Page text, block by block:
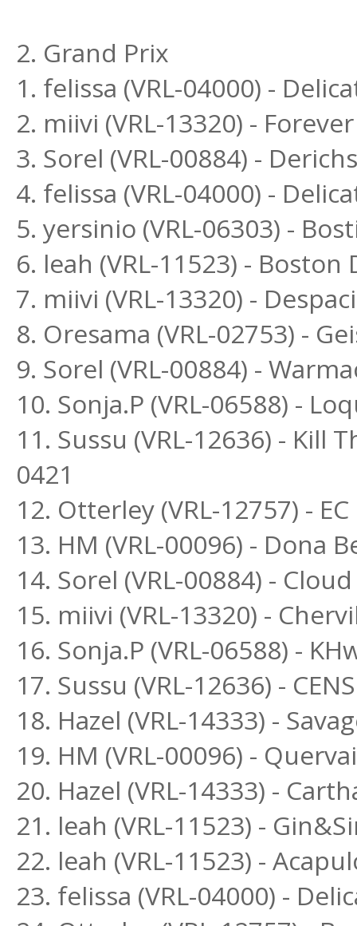
2. Grand Prix
1. felissa (VRL-04000) -
2. miivi (VRL-13320) -
3. Sorel (VRL-00884) -
4. felissa (VRL-04000) -
5. yersinio (VRL-06303) -
6. leah (VRL-11523) -
7. miivi (VRL-13320) -
8. Oresama (VRL-02753) -
9. Sorel (VRL-00884) -
10. Sonja.P (VRL-06588) -
11. Sussu (VRL-12636) - Kill
0421
12. Otterley (VRL-12757) -
13. HM (VRL-00096) - Dona
14. Sorel (VRL-00884) -
15. miivi (VRL-13320) -
16. Sonja.P (VRL-06588) -
17. Sussu (VRL-12636) -
18. Hazel (VRL-14333) -
19. HM (VRL-00096) -
20. Hazel (VRL-14333) -
21. leah (VRL-11523) -
22. leah (VRL-11523) -
23. felissa (VRL-04000) -